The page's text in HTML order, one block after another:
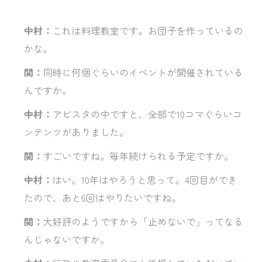
中村： これは料理教室です。お団子を作っているの
かな。
関： 同時に何個ぐらいのイベントが開催されている
んですか。
中村： アビスタの中ですと、全部で10コマぐらいコ
ンテンツがありました。
関： すごいですね。毎年続けられる予定ですか。
中村： はい。10年はやろうと思って。4回目ができ
たので、あと6回はやりたいですね。
関： 大好評のようですから「止めないで」ってなる
んじゃないですか。